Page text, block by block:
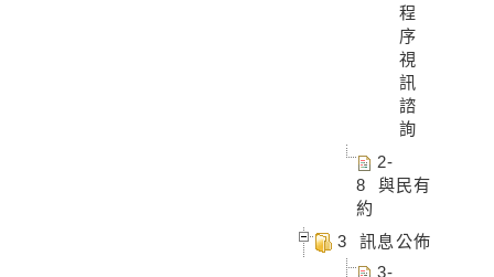
程
序
視
訊
諮
詢
2-
8 與民有
約
3 訊息公佈
3-